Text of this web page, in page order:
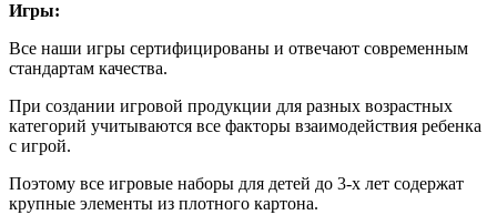
Игры:
Все наши игры сертифицированы и отвечают современным
стандартам качества.
При создании игровой продукции для разных возрастных
категорий учитываются все факторы взаимодействия ребенка
с игрой.
Поэтому все игровые наборы для детей до 3-х лет содержат
крупные элементы из плотного картона.